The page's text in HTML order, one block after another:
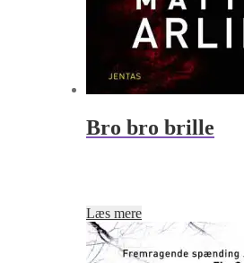
Bro bro brille
Læs mere